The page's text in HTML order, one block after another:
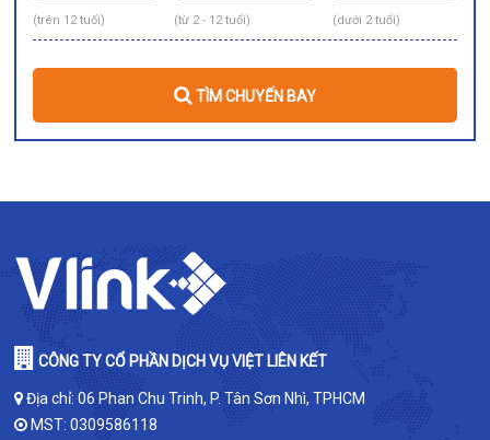
(trên 12 tuổi) (từ 2 - 12 tuổi) (dưới 2 tuổi)
TÌM CHUYẾN BAY
CÔNG TY CỔ PHẦN DỊCH VỤ VIỆT LIÊN KẾT
Địa chỉ: 06 Phan Chu Trinh, P. Tân Sơn Nhì, TPHCM
MST: 0309586118